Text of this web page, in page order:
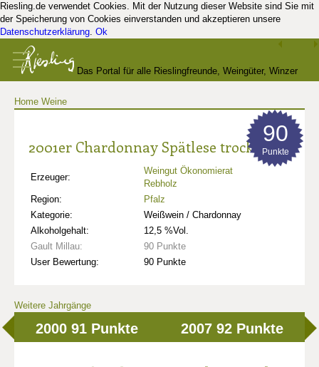
Riesling.de verwendet Cookies. Mit der Nutzung dieser Website sind Sie mit
der Speicherung von Cookies einverstanden und akzeptieren unsere
Datenschutzerklärung. Ok
Das Portal für alle Rieslingfreunde, Weingüter, Winzer
Home Weine
2001er Chardonnay Spätlese trocken
Erzeuger:
Weingut Ökonomierat
Rebholz
Region:
Pfalz
Kategorie:
Weißwein / Chardonnay
Alkoholgehalt:
12,5 %Vol.
Gault Millau:
90 Punkte
User Bewertung:
90 Punkte
90
Punkte
Weitere Jahrgänge
2000 91 Punkte 2007 92 Punkte